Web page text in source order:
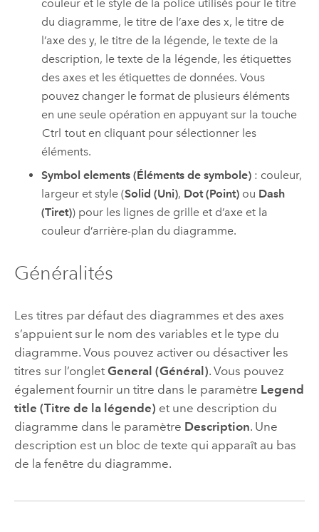
couleur et le style de la police utilisés pour le titre
du diagramme, le titre de l’axe des x, le titre de
l’axe des y, le titre de la légende, le texte de la
description, le texte de la légende, les étiquettes
des axes et les étiquettes de données. Vous
pouvez changer le format de plusieurs éléments
en une seule opération en appuyant sur la touche
Ctrl tout en cliquant pour sélectionner les
éléments.
Symbol elements (Éléments de symbole) : couleur,
largeur et style (Solid (Uni), Dot (Point) ou Dash
(Tiret)) pour les lignes de grille et d’axe et la
couleur d’arrière-plan du diagramme.
Généralités
Les titres par défaut des diagrammes et des axes
s’appuient sur le nom des variables et le type du
diagramme. Vous pouvez activer ou désactiver les
titres sur l’onglet General (Général). Vous pouvez
également fournir un titre dans le paramètre Legend
title (Titre de la légende) et une description du
diagramme dans le paramètre Description. Une
description est un bloc de texte qui apparaît au bas
de la fenêtre du diagramme.